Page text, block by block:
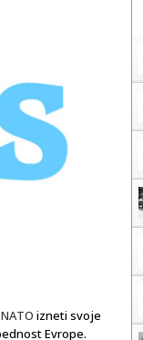
NATO izneti svoje
Evrope.